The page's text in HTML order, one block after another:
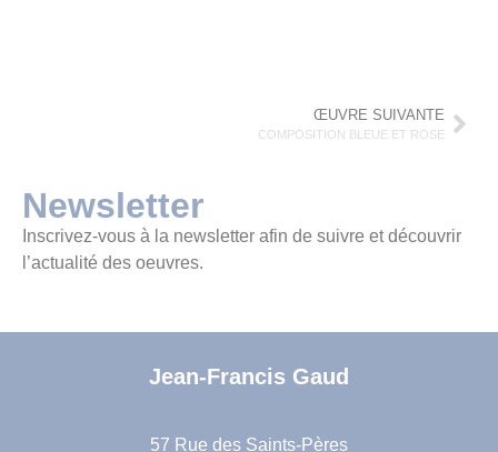
ŒUVRE SUIVANTE
COMPOSITION BLEUE ET ROSE
Newsletter
Inscrivez-vous à la newsletter afin de suivre et découvrir
l’actualité des oeuvres.
Jean-Francis Gaud
57 Rue des Saints-Pères